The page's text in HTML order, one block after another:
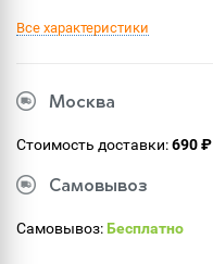
Все характеристики
Москва
Стоимость доставки:690 ₽
Самовывоз
Самовывоз:Бесплатно